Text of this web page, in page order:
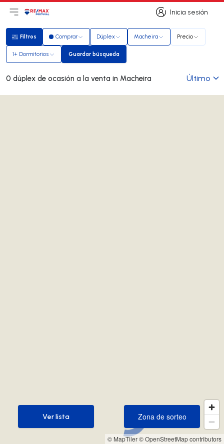
Inicia sesión
Inicia sesión
Abrir el menú principal
Logotipo
Filtros
Filtros Comprar Dúplex Macheira Precio
1+ Dormitorios Guardar búsqueda
Guardar búsqueda
0 dúplex de ocasión a la venta in Macheira Último
© MapTiler© OpenStreetMap contributors
Zona de sorteo
Zona de sorteo
Ver lista
Ver lista